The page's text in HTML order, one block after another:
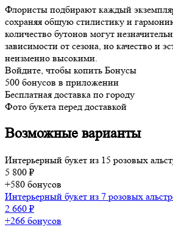
Флористы подбирают каждый
сохраняя общую стилистику и
количество бутонов могут
зависимости от сезона, но качество и
неизменно высокими.
Войдите, чтобы копить Бонусы
500 бонусов в приложении
Бесплатная доставка по городу
Фото букета перед доставкой
Возможные варианты
Интерьерный букет из 15 розовых
5 800 ₽
+580 бонусов
Интерьерный букет из 7 розовых
2 660 ₽
+266 бонусов